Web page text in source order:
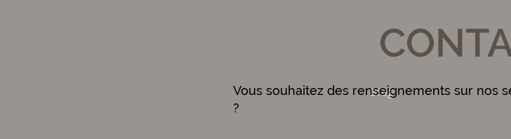
Blog
Vous souhaitez des renseignements sur nos
?